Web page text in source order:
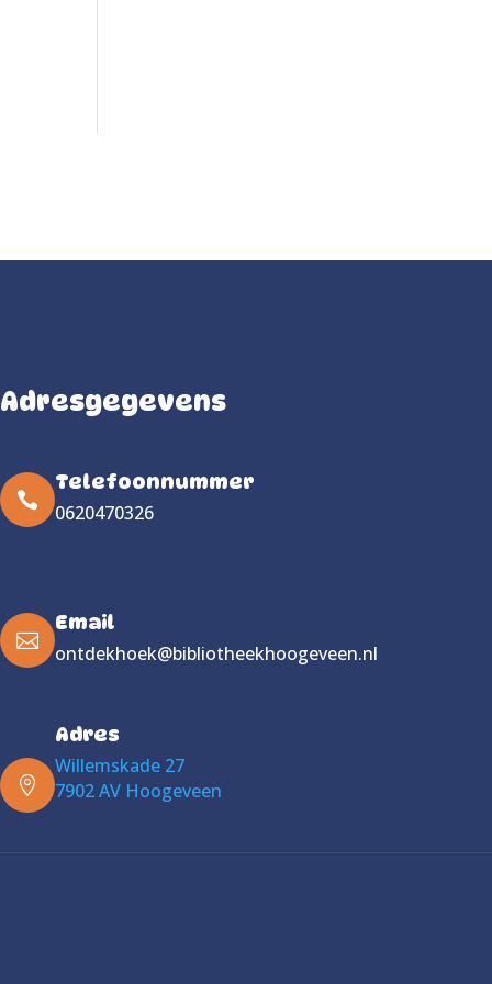
Adresgegevens

Telefoonnummer
0620470326

Email
ontdekhoek@bibliotheekhoogeveen.nl

Adres
Willemskade 27
7902 AV Hoogeveen